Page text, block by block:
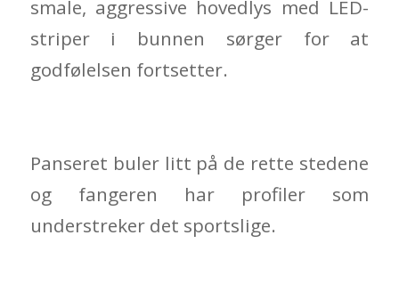
smale, aggressive hovedlys med LED-
striper i bunnen sørger for at
godfølelsen fortsetter.
Panseret buler litt på de rette stedene
og fangeren har profiler som
understreker det sportslige.